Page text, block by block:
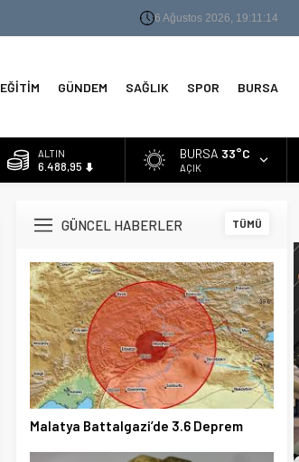
6 Ağustos 2026, 19:11:15
EĞİTİM GÜNDEM SAĞLIK SPOR BURSA
ALTIN
6.488,95
EURO
54,9646
BURSA 33°C
AÇIK
GÜNCEL HABERLER TÜMÜ
Malatya Battalgazi’de 3.6 Deprem